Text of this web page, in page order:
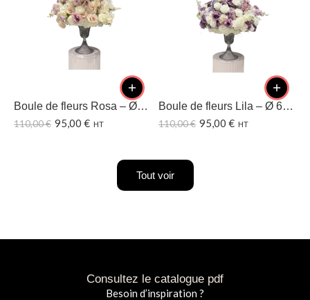
Boule de fleurs Rosa – Ø60 CM
110,00€ 95,00 € HT
Boule de fleurs Lila – Ø 60CM
110,00€ 95,00 € HT
Tout voir
Consultez le catalogue pdf
Besoin d’inspiration ?